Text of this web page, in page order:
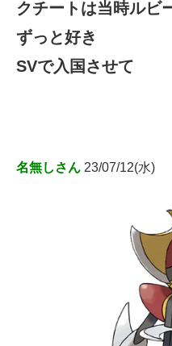
クチートは当時ルビ
ずっと好き
SVで入国させて
名無しさん 23/07/12(水)